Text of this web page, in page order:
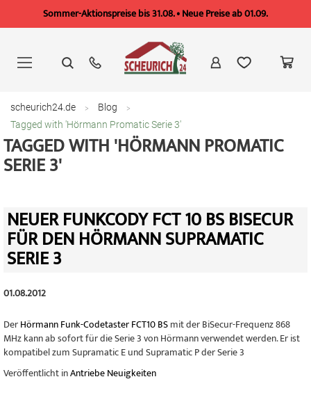
Sommer-Aktionspreise bis 31.08. • Neue Preise ab 01.09.
springen
scheurich24.de
Blog
Tagged with 'Hörmann Promatic Serie 3'
TAGGED WITH 'HÖRMANN PROMATIC
SERIE 3'
NEUER FUNKCODY FCT 10 BS BISECUR
FÜR DEN HÖRMANN SUPRAMATIC
SERIE 3
01.08.2012
DerHörmann Funk-Codetaster FCT10 BSmit der BiSecur-Frequenz 868
MHz kann ab sofort für die Serie 3 von Hörmann verwendet werden. Er ist
kompatibel zum Supramatic E und Supramatic P der Serie 3
Veröffentlicht inAntriebe Neuigkeiten